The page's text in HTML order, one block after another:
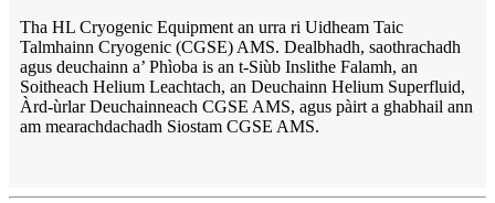
Tha HL Cryogenic Equipment an urra ri Uidheam Taic
Talmhainn Cryogenic (CGSE) AMS. Dealbhadh, saothrachadh
agus deuchainn a’ Phìoba is an t-Siùb Inslithe Falamh, an
Soitheach Helium Leachtach, an Deuchainn Helium Superfluid,
Àrd-ùrlar Deuchainneach CGSE AMS, agus pàirt a ghabhail ann
am mearachdachadh Siostam CGSE AMS.